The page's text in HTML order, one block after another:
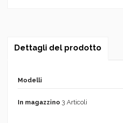
Dettagli del prodotto
Modelli
In magazzino 3 Articoli